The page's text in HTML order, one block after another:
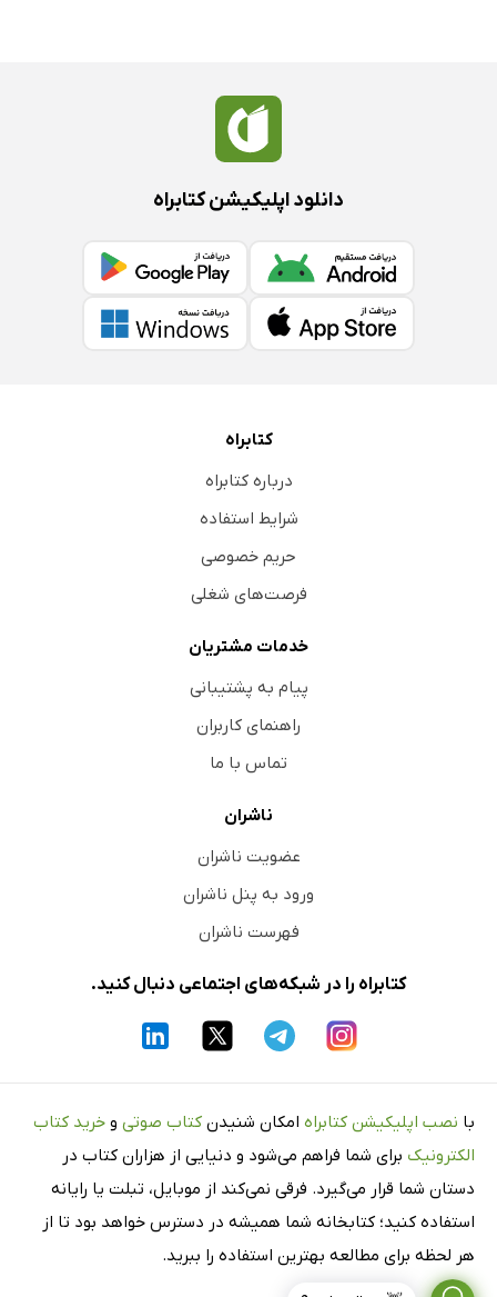
دانلود اپلیکیشن کتابراه
کتابراه
درباره کتابراه
شرایط استفاده
حریم خصوصی
فرصت‌های شغلی
خدمات مشتریان
پیام به پشتیبانی
راهنمای کاربران
تماس با ما
ناشران
عضویت ناشران
ورود به پنل ناشران
فهرست ناشران
کتابراه را در شبکه‌های اجتماعی دنبال کنید.
با نصب اپلیکیشن کتابراه امکان شنیدن کتاب صوتی و خرید کتاب
الکترونیک برای شما فراهم می‌شود و دنیایی از هزاران کتاب در
دستان شما قرار می‌گیرد. فرقی نمی‌کند از موبایل، تبلت یا رایانه
استفاده کنید؛ کتابخانه شما همیشه در دسترس خواهد بود تا از
هر لحظه برای مطالعه بهترین استفاده را ببرید.